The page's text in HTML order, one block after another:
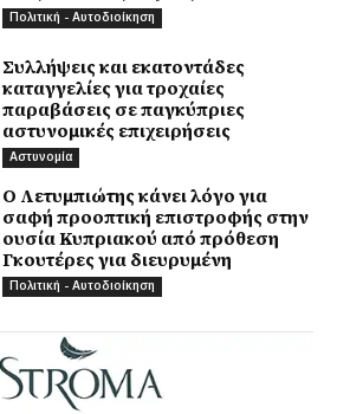
Πολιτική - Αυτοδιοίκηση
Συλλήψεις και εκατοντάδες
καταγγελίες για τροχαίες
παραβάσεις σε παγκύπριες
αστυνομικές επιχειρήσεις
Αστυνομία
Ο Λετυμπιώτης κάνει λόγο για
σαφή προοπτική επιστροφής στην
ουσία Κυπριακού από πρόθεση
Γκουτέρες για διευρυμένη
Πολιτική - Αυτοδιοίκηση